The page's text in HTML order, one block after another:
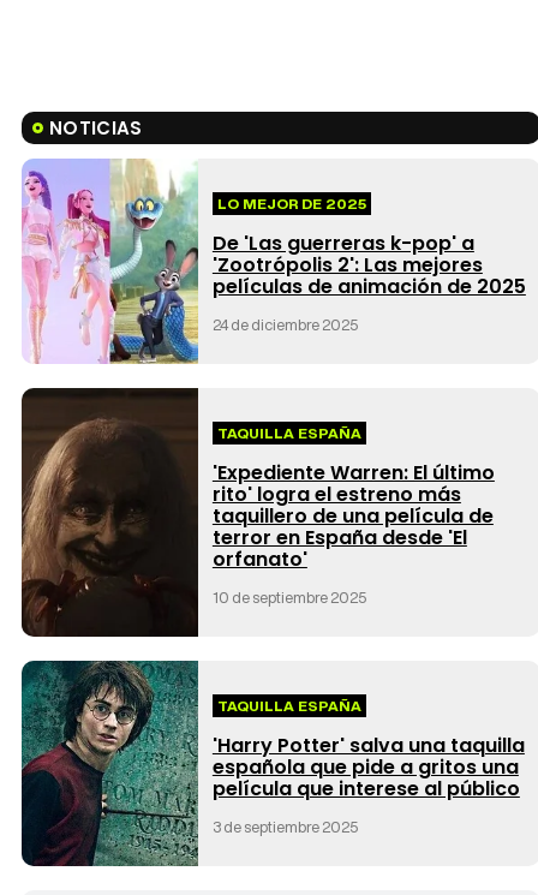
NOTICIAS
LO MEJOR DE 2025
De 'Las guerreras k-pop' a
'Zootrópolis 2': Las mejores
películas de animación de 2025
24 de diciembre 2025
TAQUILLA ESPAÑA
'Expediente Warren: El último
rito' logra el estreno más
taquillero de una película de
terror en España desde 'El
orfanato'
10 de septiembre 2025
TAQUILLA ESPAÑA
'Harry Potter' salva una taquilla
española que pide a gritos una
película que interese al público
3 de septiembre 2025